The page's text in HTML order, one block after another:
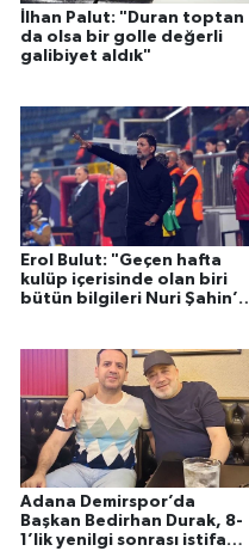
İlhan Palut: "Duran toptan
da olsa bir golle değerli
galibiyet aldık"
Erol Bulut: "Geçen hafta
kulüp içerisinde olan biri
bütün bilgileri Nuri Şahin’e
Adana Demirspor’da
Başkan Bedirhan Durak, 8-
1’lik yenilgi sonrası istifa